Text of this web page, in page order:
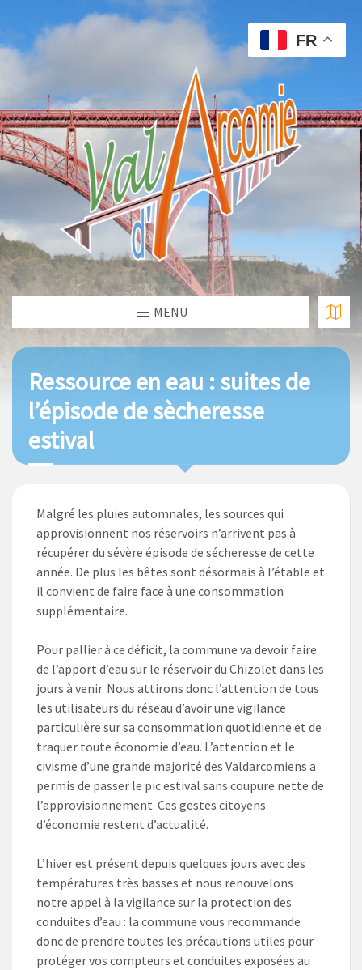
MENU
Ressource en eau : suites de
l’épisode de sècheresse
estival
Malgré les pluies automnales, les sources qui
approvisionnent nos réservoirs n’arrivent pas à
récupérer du sévère épisode de sécheresse de cette
année. De plus les bêtes sont désormais à l’étable et
il convient de faire face à une consommation
supplémentaire.
Pour pallier à ce déficit, la commune va devoir faire
de l’apport d’eau sur le réservoir du Chizolet dans les
jours à venir. Nous attirons donc l’attention de tous
les utilisateurs du réseau d’avoir une vigilance
particulière sur sa consommation quotidienne et de
traquer toute économie d’eau. L’attention et le
civisme d’une grande majorité des Valdarcomiens a
permis de passer le pic estival sans coupure nette de
l’approvisionnement. Ces gestes citoyens
d’économie restent d’actualité.
L’hiver est présent depuis quelques jours avec des
températures très basses et nous renouvelons
notre appel à la vigilance sur la protection des
conduites d’eau : la commune vous recommande
donc de prendre toutes les précautions utiles pour
protéger vos compteurs et conduites exposées au
FR